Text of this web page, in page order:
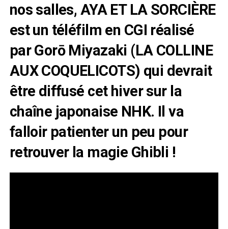
nos salles, AYA ET LA SORCIÈRE
est un téléfilm en CGI réalisé
par Gorō Miyazaki (LA COLLINE
AUX COQUELICOTS) qui devrait
être diffusé cet hiver sur la
chaîne japonaise NHK. Il va
falloir patienter un peu pour
retrouver la magie Ghibli !